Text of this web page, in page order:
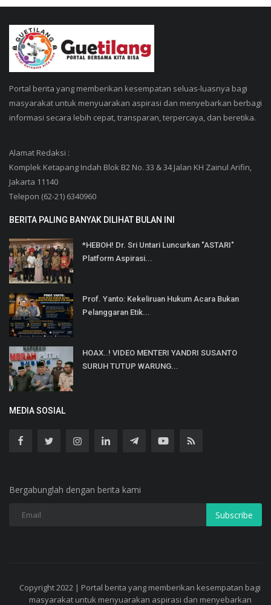
Portal berita yang memberikan kesempatan seluas-luasnya bagi
masyarakat untuk menyuarakan aspirasi dan menyebarkan berbagi
informasi secara lebih cepat, transparan, terpercaya, dan beretika.
Alamat Redaksi :
Komplek Ketapang Indah Blok B2 No. 33 & 34 Jalan KH Zainul Arifin,
Jakarta 11140
Telepon (62-21) 6340960
BERITA PALING BANYAK DILIHAT BULAN INI
*HEBOH! Dr. Sri Untari Luncurkan "ASTARI"
Platform Aspirasi...
Prof. Yanto: Kekeliruan Hukum Acara Bukan
Pelanggaran Etik...
HOAX..! VIDEO MENTERI YANDRI SUSANTO
SURUH TUTUP WARUNG...
MEDIA SOSIAL
Bergabunglah dengan berita kami
Subscribe
Copyright 2022 | Portal berita yang memberikan kesempatan bagi
masyarakat untuk menyuarakan aspirasi dan menyebarkan